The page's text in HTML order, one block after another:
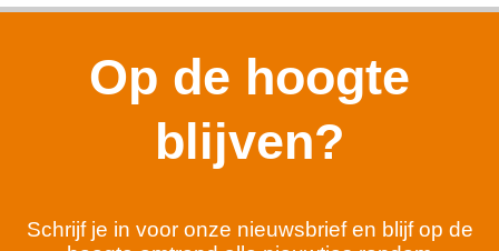
Op de hoogte
blijven?
Schrijf je in voor onze nieuwsbrief en blijf op de